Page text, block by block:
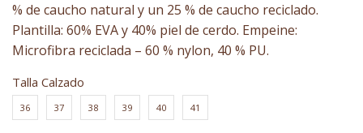
% de caucho natural y un 25 % de caucho reciclado.
Plantilla: 60% EVA y 40% piel de cerdo. Empeine:
Microfibra reciclada – 60 % nylon, 40 % PU.
Talla Calzado
36 37 38 39 40 41